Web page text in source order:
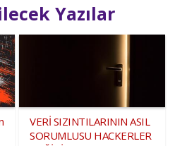
Yazılar
VERİ SIZINTILARININ ASIL
SORUMLUSU HACKERLER